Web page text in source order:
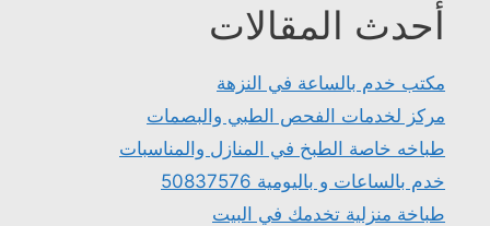
أحدث المقالات
مكتب خدم بالساعة في النزهة
مركز لخدمات الفحص الطبي والبصمات
طباخه خاصة الطبخ في المنازل والمناسبات
خدم بالساعات و باليومية 50837576
طباخة منزلية تخدمك في البيت